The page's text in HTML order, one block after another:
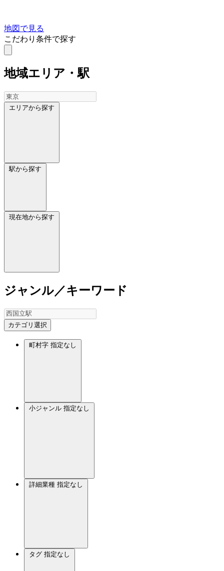
地図で見る
こだわり条件で探す
地域エリア・駅
エリアから探す
駅から探す
現在地から探す
ジャンル／キーワード
カテゴリ選択
町村字 指定なし
小ジャンル 指定なし
詳細業種 指定なし
タグ 指定なし